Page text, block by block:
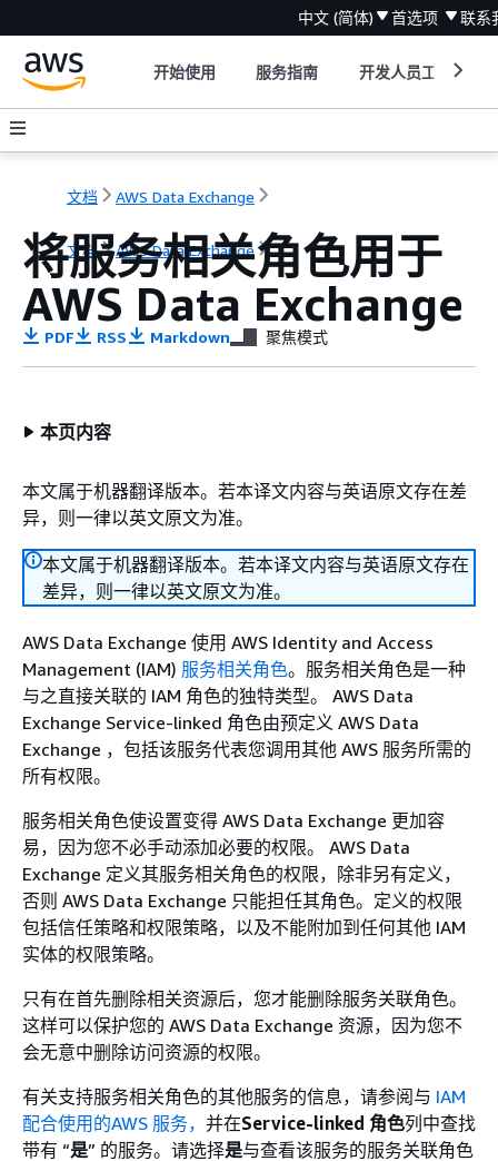
中文 (简体) 首选项 联系
开始使用 服务指南 开发人员工具
文档 AWS Data Exchange
文档 AWS Data Exchange
将服务相关角色用于
AWS Data Exchange
PDF RSS Markdown 聚焦模式
本页内容
本文属于机器翻译版本。若本译文内容与英语原文存在差
异，则一律以英文原文为准。
本文属于机器翻译版本。若本译文内容与英语原文存在
差异，则一律以英文原文为准。
AWS Data Exchange 使用 AWS Identity and Access
Management (IAM) 服务相关角色。服务相关角色是一种
与之直接关联的 IAM 角色的独特类型。 AWS Data
Exchange Service-linked 角色由预定义 AWS Data
Exchange ，包括该服务代表您调用其他 AWS 服务所需的
所有权限。
服务相关角色使设置变得 AWS Data Exchange 更加容
易，因为您不必手动添加必要的权限。 AWS Data
Exchange 定义其服务相关角色的权限，除非另有定义，
否则 AWS Data Exchange 只能担任其角色。定义的权限
包括信任策略和权限策略，以及不能附加到任何其他 IAM
实体的权限策略。
只有在首先删除相关资源后，您才能删除服务关联角色。
这样可以保护您的 AWS Data Exchange 资源，因为您不
会无意中删除访问资源的权限。
有关支持服务相关角色的其他服务的信息，请参阅与 IAM
配合使用的AWS 服务， 并在Service-linked 角色列中查找
带有 “是” 的服务。请选择是与查看该服务的服务关联角色